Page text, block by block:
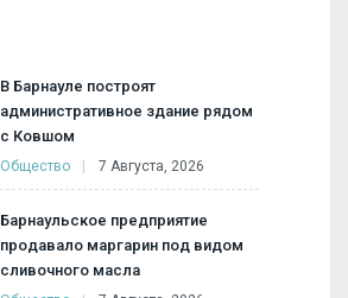
В Барнауле построят
административное здание рядом
с Ковшом
Общество 7 Августа, 2026
Барнаульское предприятие
продавало маргарин под видом
сливочного масла